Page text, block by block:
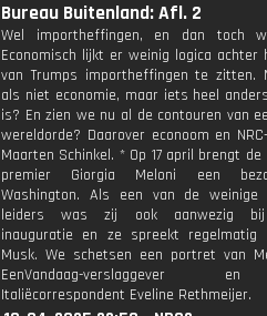
Bureau Buitenland: Afl. 2
Wel importheffingen, en dan toch
Economisch lijkt er weinig logica achter
van Trumps importheffingen te zitten.
als niet economie, maar iets heel
is? En zien we nu al de contouren van
wereldorde? Daarover econoom en
Maarten Schinkel. * Op 17 april brengt
premier Giorgia Meloni een
Washington. Als een van de weinige
leiders was zij ook aanwezig bij
inauguratie en ze spreekt regelmatig
Musk. We schetsen een portret van
EenVandaag-verslaggever
Italiëcorrespondent Eveline Rethmeijer.